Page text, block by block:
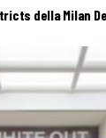
della Milan